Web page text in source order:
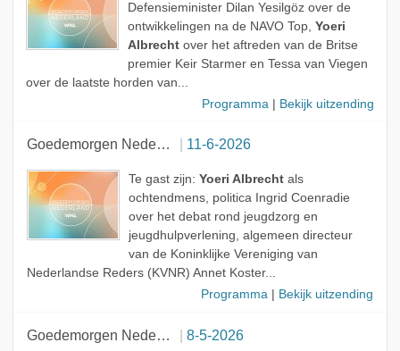
Gast
Onderwerp
Defensieminister Dilan Yesilgöz over de
ontwikkelingen na de NAVO Top, Yoeri
Albrechtover het aftreden van de Britse
premier Keir Starmer en Tessa van Viegen
over de laatste horden van...
Programma
Bekijk uitzending
Goedemorgen Nederland 11-6-2026
Te gast zijn: Yoeri Albrechtals
ochtendmens, politica Ingrid Coenradie
over het debat rond jeugdzorg en
jeugdhulpverlening, algemeen directeur
van de Koninklijke Vereniging van
Nederlandse Reders (KVNR) Annet Koster...
Programma
Bekijk uitzending
Goedemorgen Nederland 8-5-2026